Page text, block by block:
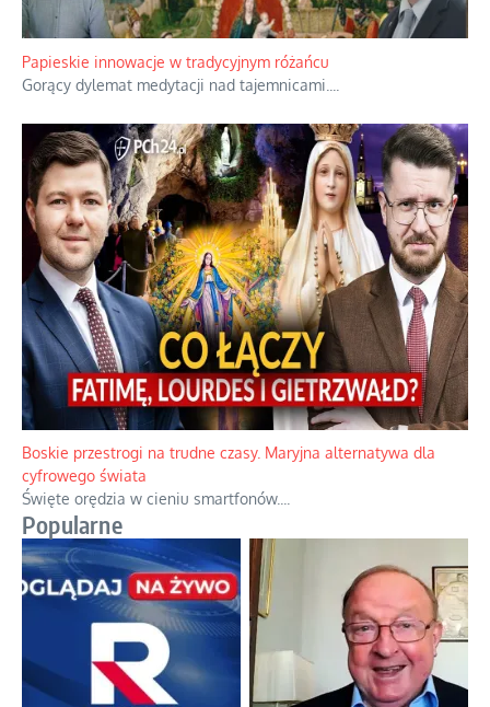
Papieskie innowacje w tradycyjnym różańcu
Gorący dylemat medytacji nad tajemnicami.
Boskie przestrogi na trudne czasy. Maryjna alternatywa dla
cyfrowego świata
Święte orędzia w cieniu smartfonów.
Popularne